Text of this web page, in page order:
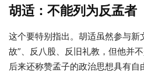
胡适：不能列为反孟者
这个要特别指出。胡适虽然参与新
故”、反八股、反旧礼教，但他并
后来还称赞孟子的政治思想具有